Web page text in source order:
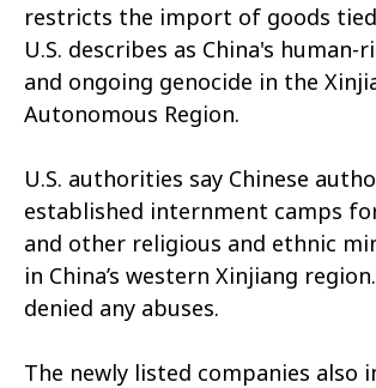
restricts the import of goods
U.S. describes as China's human-
and ongoing genocide in the
Autonomous Region.
U.S. authorities say Chinese
established internment camps
and other religious and ethnic
in China’s western Xinjiang
denied any abuses.
The newly listed companies also